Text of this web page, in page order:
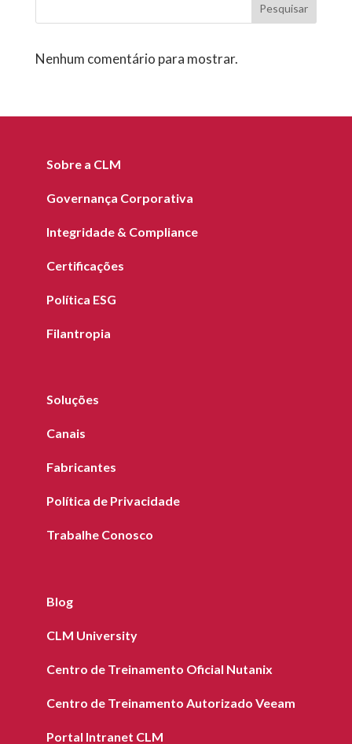
Pesquisar
Nenhum comentário para mostrar.
Sobre a CLM
Governança Corporativa
Integridade & Compliance
Certificações
Política ESG
Filantropia
Soluções
Canais
Fabricantes
Política de Privacidade
Trabalhe Conosco
Blog
CLM University
Centro de Treinamento Oficial Nutanix
Centro de Treinamento Autorizado Veeam
Portal Intranet CLM